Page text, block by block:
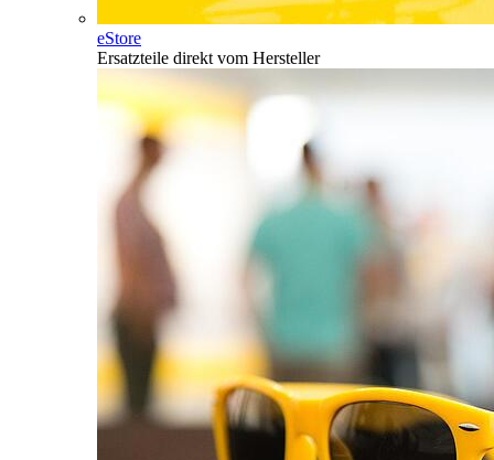
eStore
Ersatzteile direkt vom Hersteller